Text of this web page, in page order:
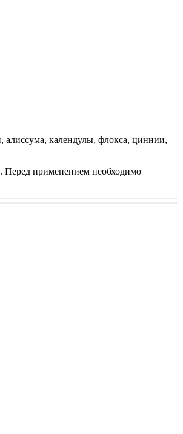
алиссума, календулы, флокса, циннии,
Перед применением необходимо